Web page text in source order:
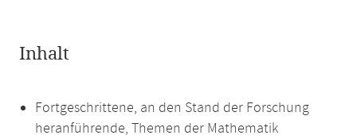
Inhalt
Fortgeschrittene, an den Stand der Forschung
heranführende, Themen der Mathematik